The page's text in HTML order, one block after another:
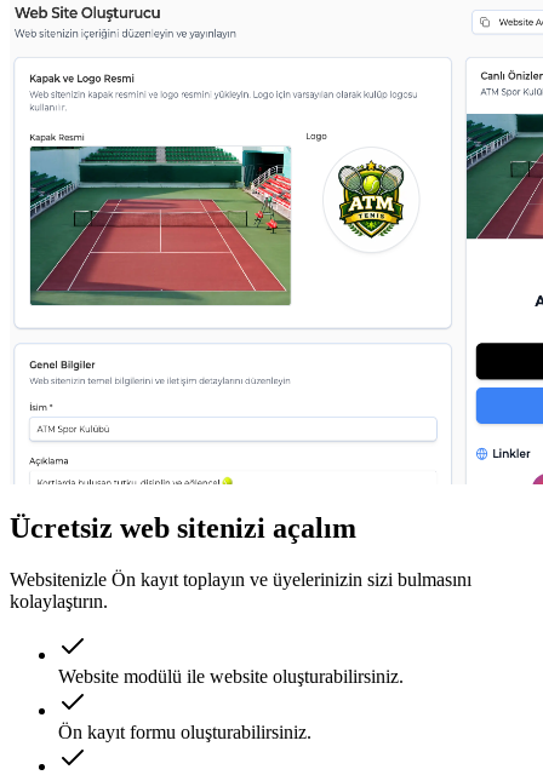
Ücretsiz web sitenizi açalım
Websitenizle Ön kayıt toplayın ve üyelerinizin sizi bulmasını
kolaylaştırın.
Website modülü ile website oluşturabilirsiniz.
Ön kayıt formu oluşturabilirsiniz.